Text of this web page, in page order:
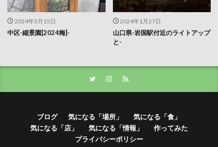
2024年3月15日
中区-縮景園[2024梅]-
2024年1月27日
山口県-岩国駅付近のライトアップ
と-
ブログ 気になる「場所」
気になる「食」
気になる「店」
気になる「情報」
作ってみた
プライバシーポリシー